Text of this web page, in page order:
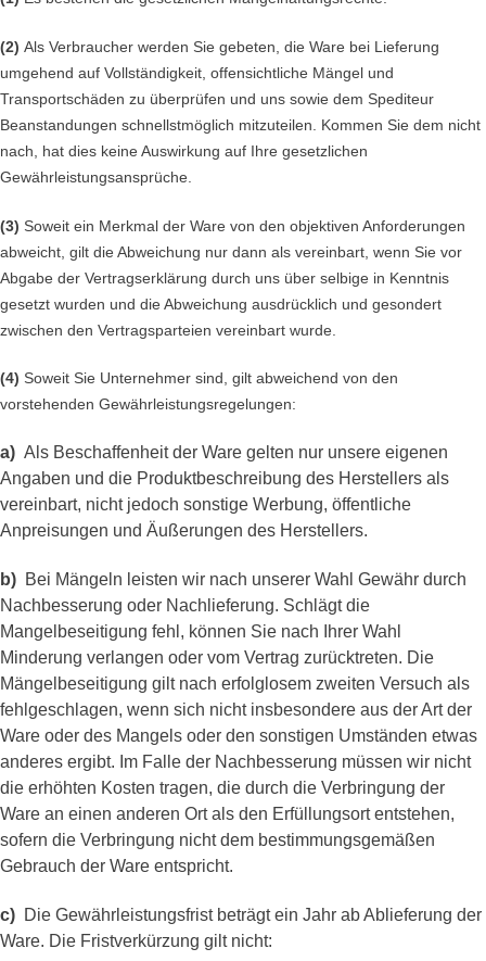
(2) Als Verbraucher werden Sie gebeten, die Ware bei Lieferung
umgehend auf Vollständigkeit, offensichtliche Mängel und
Transportschäden zu überprüfen und uns sowie dem Spediteur
Beanstandungen schnellstmöglich mitzuteilen. Kommen Sie dem nicht
nach, hat dies keine Auswirkung auf Ihre gesetzlichen
Gewährleistungsansprüche.
(3) Soweit ein Merkmal der Ware von den objektiven Anforderungen
abweicht, gilt die Abweichung nur dann als vereinbart, wenn Sie vor
Abgabe der Vertragserklärung durch uns über selbige in Kenntnis
gesetzt wurden und die Abweichung ausdrücklich und gesondert
zwischen den Vertragsparteien vereinbart wurde.
(4) Soweit Sie Unternehmer sind, gilt abweichend von den
vorstehenden Gewährleistungsregelungen:
a) Als Beschaffenheit der Ware gelten nur unsere eigenen
Angaben und die Produktbeschreibung des Herstellers als
vereinbart, nicht jedoch sonstige Werbung, öffentliche
Anpreisungen und Äußerungen des Herstellers.
b) Bei Mängeln leisten wir nach unserer Wahl Gewähr durch
Nachbesserung oder Nachlieferung. Schlägt die
Mangelbeseitigung fehl, können Sie nach Ihrer Wahl
Minderung verlangen oder vom Vertrag zurücktreten. Die
Mängelbeseitigung gilt nach erfolglosem zweiten Versuch als
fehlgeschlagen, wenn sich nicht insbesondere aus der Art der
Ware oder des Mangels oder den sonstigen Umständen etwas
anderes ergibt. Im Falle der Nachbesserung müssen wir nicht
die erhöhten Kosten tragen, die durch die Verbringung der
Ware an einen anderen Ort als den Erfüllungsort entstehen,
sofern die Verbringung nicht dem bestimmungsgemäßen
Gebrauch der Ware entspricht.
c) Die Gewährleistungsfrist beträgt ein Jahr ab Ablieferung der
Ware. Die Fristverkürzung gilt nicht: